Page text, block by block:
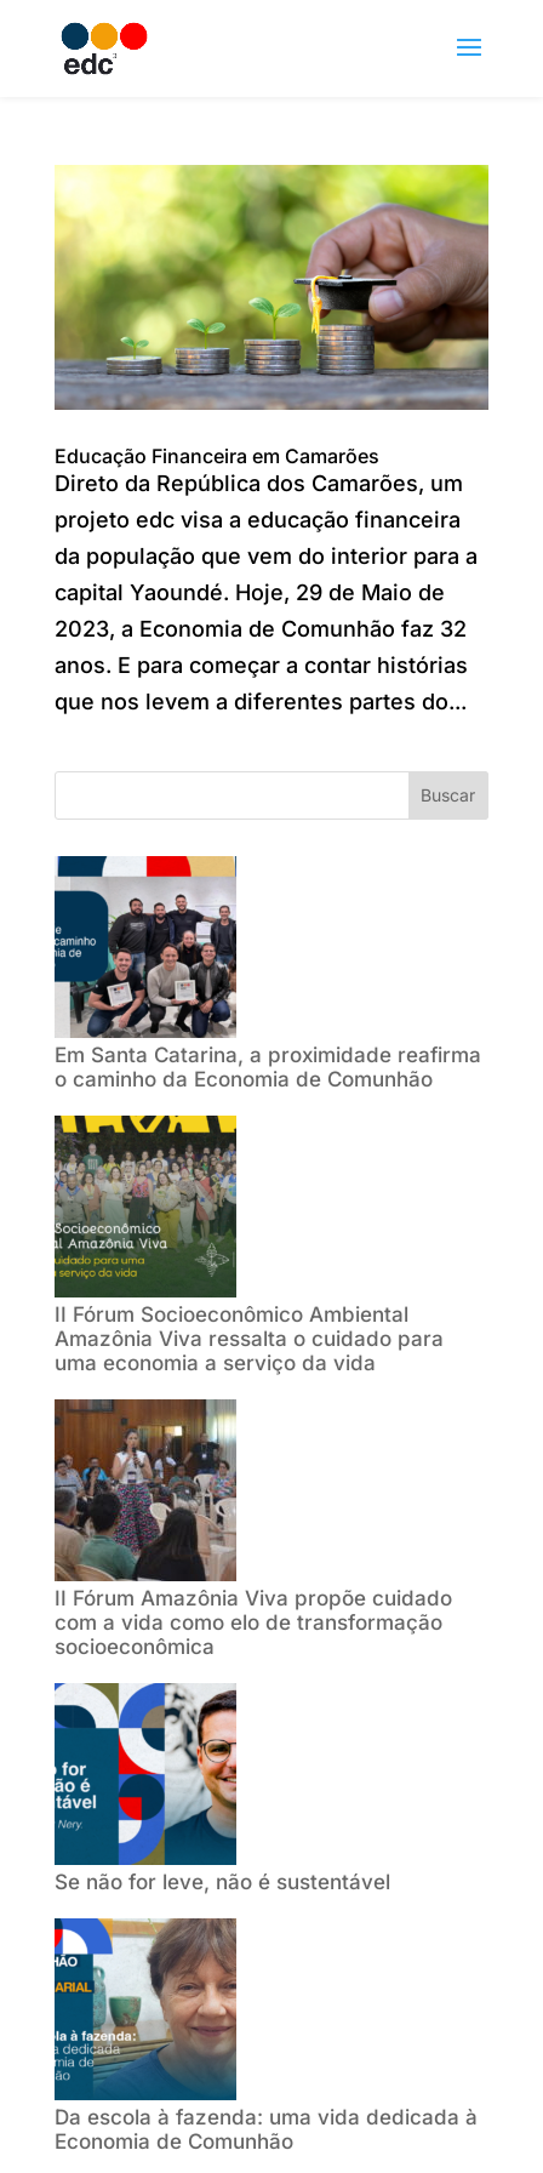
Educação Financeira em Camarões
Direto da República dos Camarões, um
projeto edc visa a educação financeira
da população que vem do interior para a
capital Yaoundé. Hoje, 29 de Maio de
2023, a Economia de Comunhão faz 32
anos. E para começar a contar histórias
que nos levem a diferentes partes do...
Buscar
Em Santa Catarina, a proximidade reafirma
o caminho da Economia de Comunhão
II Fórum Socioeconômico Ambiental
Amazônia Viva ressalta o cuidado para
uma economia a serviço da vida
II Fórum Amazônia Viva propõe cuidado
com a vida como elo de transformação
socioeconômica
Se não for leve, não é sustentável
Da escola à fazenda: uma vida dedicada à
Economia de Comunhão